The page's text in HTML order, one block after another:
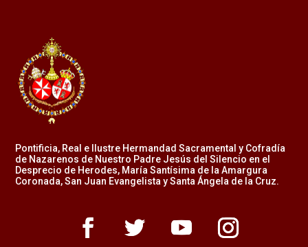
Pontificia, Real e Ilustre Hermandad Sacramental y Cofradía
de Nazarenos de Nuestro Padre Jesús del Silencio en el
Desprecio de Herodes, María Santísima de la Amargura
Coronada, San Juan Evangelista y Santa Ángela de la Cruz.